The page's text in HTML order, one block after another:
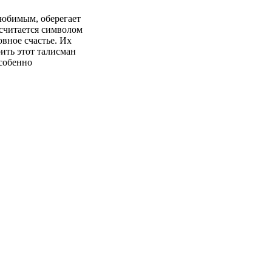
оберегает
символом
счастье. Их
этот талисман